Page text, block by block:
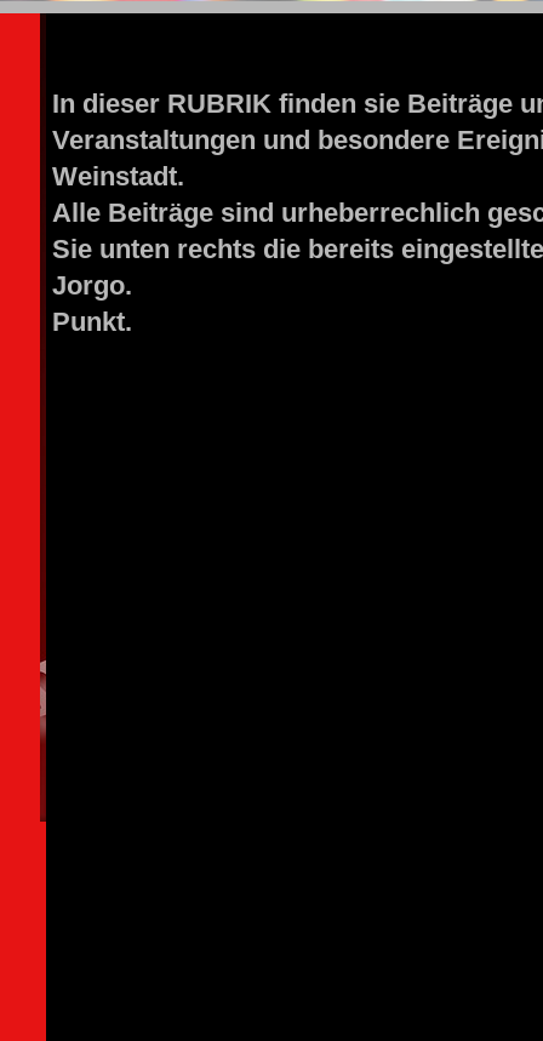
In dieser RUBRIK finden sie Beiträge
Veranstaltungen und besondere
Alle Beiträge sind
Sie unten rechts die bereits
Jorgo. Sie
Punkt.